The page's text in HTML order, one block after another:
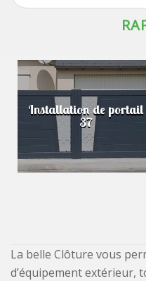
Installation de portail
37
La belle Clôture vous
d’équipement extérieur,